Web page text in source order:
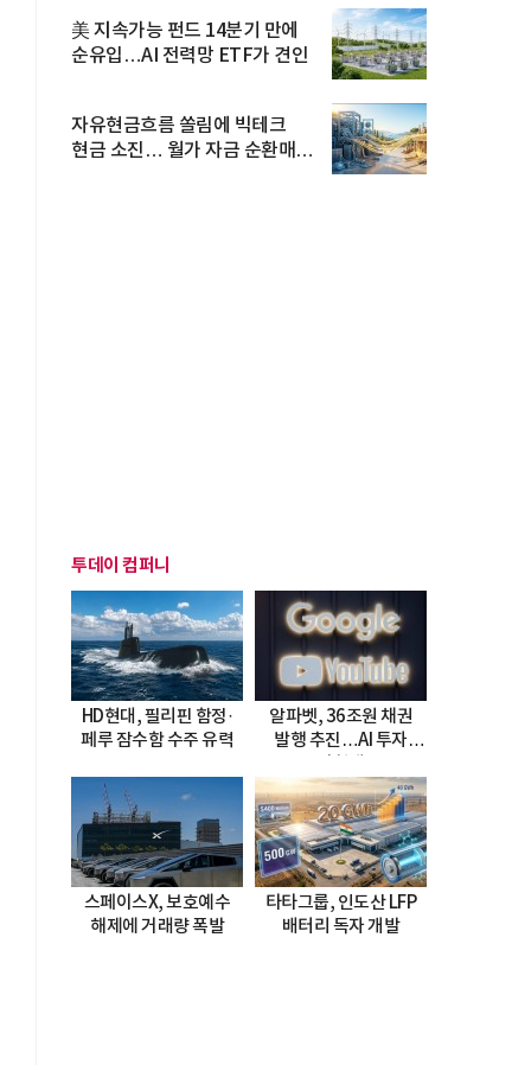
美 지속가능 펀드 14분기 만에
순유입…AI 전력망 ETF가 견인
자유현금흐름 쏠림에 빅테크
현금 소진… 월가 자금 순환매
투데이 컴퍼니
HD현대, 필리핀 함정·
페루 잠수함 수주 유력
알파벳, 36조원 채권
발행 추진…AI 투자
스페이스X, 보호예수
해제에 거래량 폭발
타타그룹, 인도산 LFP
배터리 독자 개발